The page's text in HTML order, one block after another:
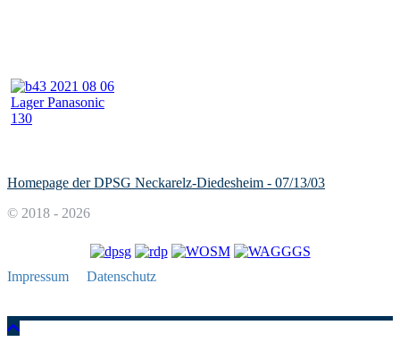
Homepage der DPSG Neckarelz-Diedesheim - 07/13/03
© 2018 - 2026
Impressum Datenschutz